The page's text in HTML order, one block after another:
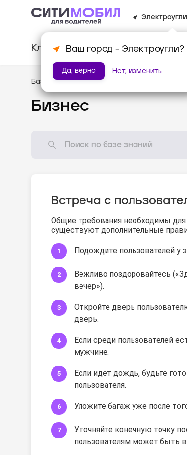
Электроугли
Ваш город - Электроугли?
Да, верно Нет, изменить
Клиентам Водителям
База знаний /Стандарты оказания услуг
Бизнес
Встреча с
Общие требования необходимы
существуют дополнительные
Подождите пользователей у
Вежливо поздоровайтесь
вечер»).
Откройте дверь
дверь.
Если среди пользователей
мужчине.
Если идёт дождь, будьте
пользователя.
Уложите багаж уже после
Уточняйте конечную точку
пользователям может быть